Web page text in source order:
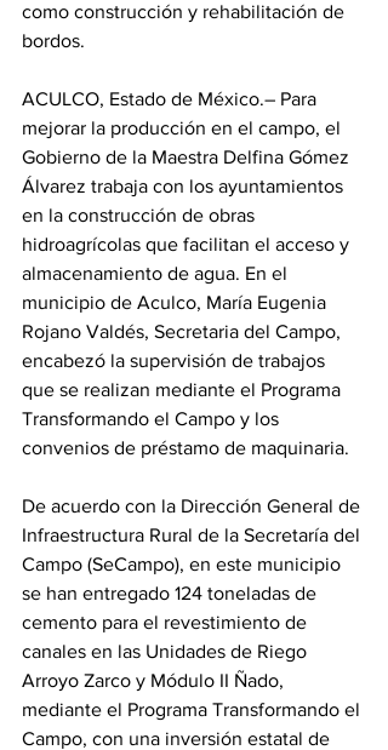
como construcción y rehabilitación de
bordos.
ACULCO, Estado de México.– Para
mejorar la producción en el campo, el
Gobierno de la Maestra Delfina Gómez
Álvarez trabaja con los ayuntamientos
en la construcción de obras
hidroagrícolas que facilitan el acceso y
almacenamiento de agua. En el
municipio de Aculco, María Eugenia
Rojano Valdés, Secretaria del Campo,
encabezó la supervisión de trabajos
que se realizan mediante el Programa
Transformando el Campo y los
convenios de préstamo de maquinaria.
De acuerdo con la Dirección General de
Infraestructura Rural de la Secretaría del
Campo (SeCampo), en este municipio
se han entregado 124 toneladas de
cemento para el revestimiento de
canales en las Unidades de Riego
Arroyo Zarco y Módulo II Ñado,
mediante el Programa Transformando el
Campo, con una inversión estatal de